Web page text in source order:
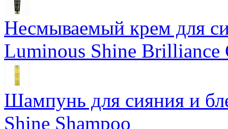
Несмываемый крем для
Luminous Shine Brilliance
Шампунь для сияния и
Shine Shampoo